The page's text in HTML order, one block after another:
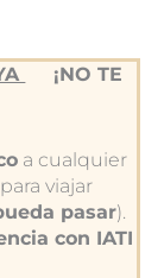
¡NO TE
a cualquier
viajar
pasar).
con IATI